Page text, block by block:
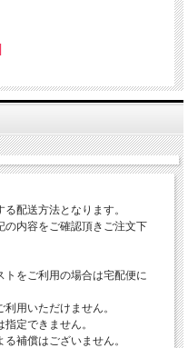
配送方法となります。
の内容をご確認頂きご注文下
トをご利用の場合は宅配便に
用いただけません。
定できません。
補償はございません。